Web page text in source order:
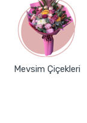
Mevsim Çiçekleri